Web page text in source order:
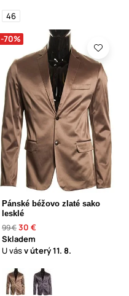
46
-70%
Pánské béžovo zlaté sako
lesklé
99 €30 €
Skladem
U vásv úterý11. 8.